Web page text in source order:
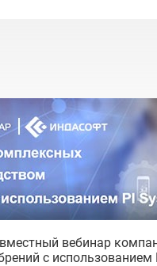
вебинар
с использованием